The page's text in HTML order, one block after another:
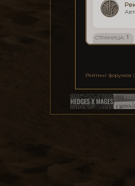
СТРАНИЦА: 1
Рейтинг форумов |